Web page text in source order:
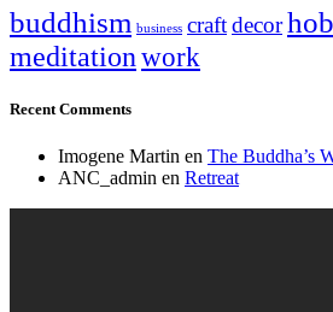
buddhism business craftdecor
meditation work
Recent Comments
Imogene Martin en The Buddha’s
ANC_admin en Retreat